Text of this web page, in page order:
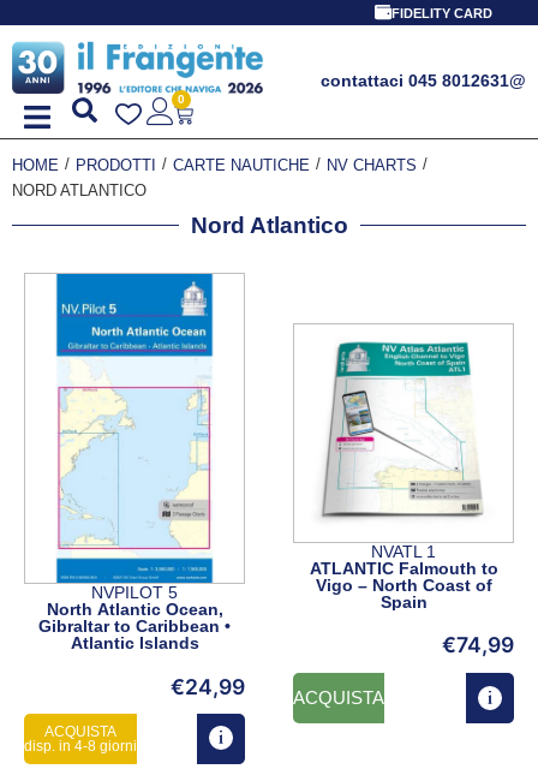
FIDELITY CARD
contattaci 045 8012631@
0
HOME / PRODOTTI / CARTE NAUTICHE / NV CHARTS /
NORD ATLANTICO
Nord Atlantico
NVPILOT 5
North Atlantic Ocean,
Gibraltar to Caribbean •
Atlantic Islands
€24,99
ACQUISTA
disp. in 4-8 giorni
NVATL 1
ATLANTIC Falmouth to
Vigo – North Coast of
Spain
€74,99
ACQUISTA